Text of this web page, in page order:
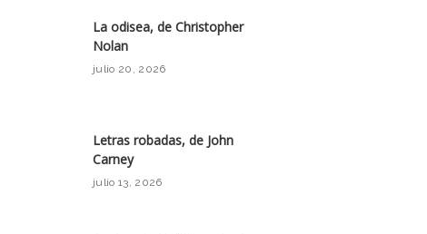
La odisea, de Christopher
Nolan
julio 20, 2026
Letras robadas, de John
Carney
julio 13, 2026